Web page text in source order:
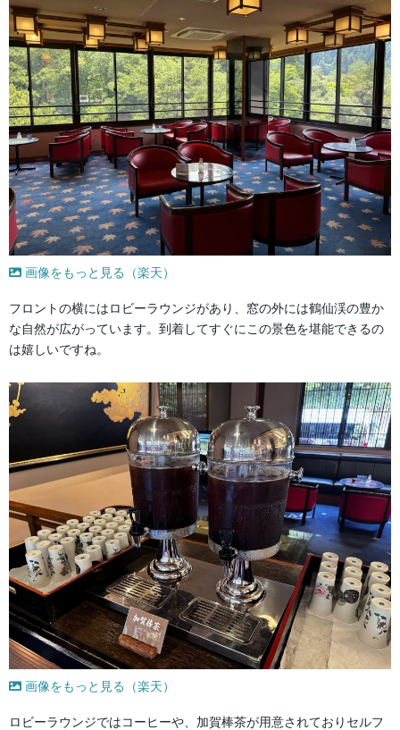
画像をもっと見る（楽天）
フロントの横にはロビーラウンジがあり、窓の外には鶴仙渓の豊か
な自然が広がっています。到着してすぐにこの景色を堪能できるの
は嬉しいですね。
画像をもっと見る（楽天）
ロビーラウンジではコーヒーや、加賀棒茶が用意されておりセルフ